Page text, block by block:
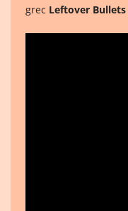
grec Leftover Bullets